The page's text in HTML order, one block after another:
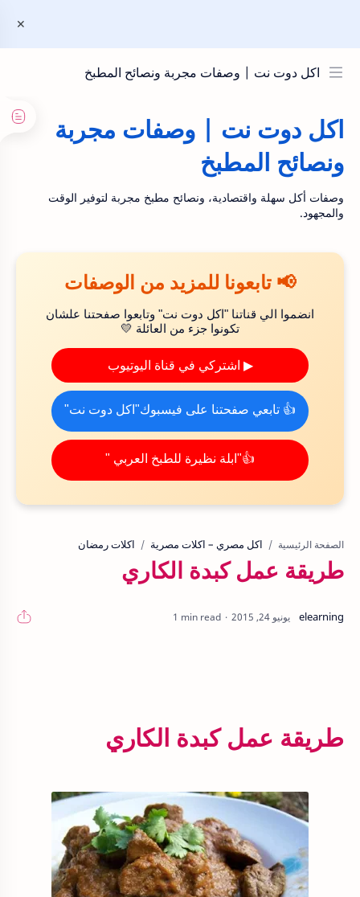
اكل دوت نت | وصفات مجربة ونصائح المطبخ
اكل دوت نت | وصفات مجربة
ونصائح المطبخ
وصفات أكل سهلة واقتصادية، ونصائح مطبخ مجربة لتوفير الوقت
والمجهود.
📢 تابعونا للمزيد من الوصفات
انضموا الي قناتنا "اكل دوت نت" وتابعوا صفحتنا علشان
تكونوا جزء من العائلة 💛
▶ اشتركي في قناة اليوتيوب
👍 تابعي صفحتنا على فيسبوك"اكل دوت نت"
👍"ابلة نظيرة للطبخ العربي "
الصفحة الرئيسية اكل مصري – اكلات مصرية اكلات رمضان
طريقة عمل كبدة الكاري
1 min read
طريقة عمل كبدة الكاري